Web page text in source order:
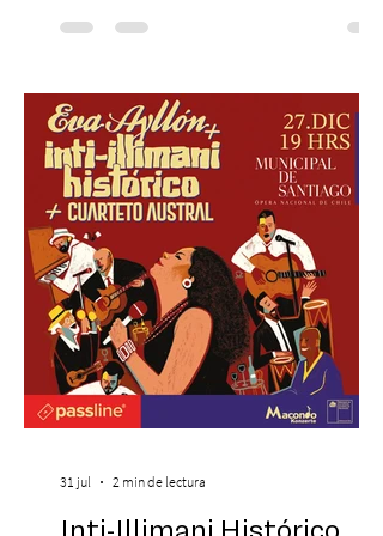
recreando algunos de los universos más
una nueva atracción a su oferta
gastronómica y turística con la apertura de
Cinema, un restaurante temático
inspirado en el concepto de un museo de
Hollywood, que promete transportar a sus
visitantes a distintos
31 jul 2 min de lectura